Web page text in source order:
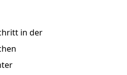
in der